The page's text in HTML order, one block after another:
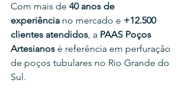
Com mais de 40 anos de
experiência no mercado e +12.500
clientes atendidos, a PAAS Poços
Artesianos é referência em perfuração
de poços tubulares no Rio Grande do
Sul.